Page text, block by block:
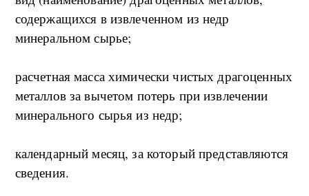
содержащихся в извлеченном из недр
минеральном сырье;
расчетная масса химически чистых драгоценных
металлов за вычетом потерь при извлечении
минерального сырья из недр;
календарный месяц, за который представляются
сведения.